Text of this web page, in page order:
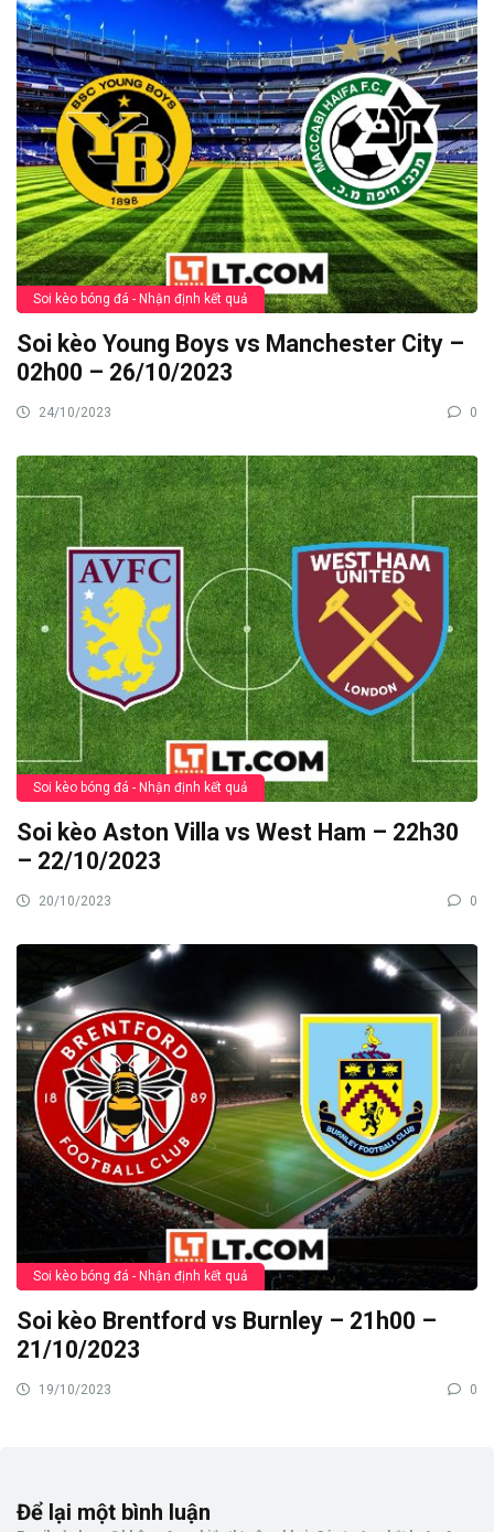
Soi kèo bóng đá - Nhận định kết quả
Soi kèo Young Boys vs Manchester City –
02h00 – 26/10/2023
24/10/2023 0
Soi kèo bóng đá - Nhận định kết quả
Soi kèo Aston Villa vs West Ham – 22h30
– 22/10/2023
20/10/2023 0
Soi kèo bóng đá - Nhận định kết quả
Soi kèo Brentford vs Burnley – 21h00 –
21/10/2023
19/10/2023 0
Để lại một bình luận